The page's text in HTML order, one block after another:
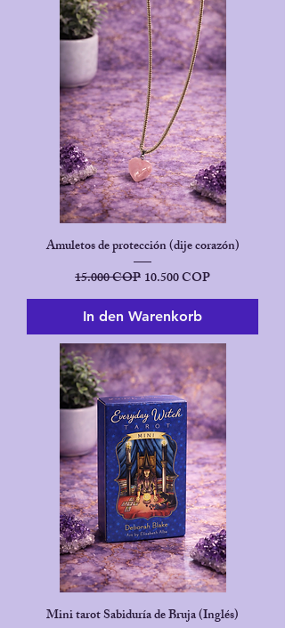
Amuletos de protección (dije corazón)
Standardpreis
15.000 COP Sale-Preis
10.500 COP
In den Warenkorb
Mini tarot Sabiduría de Bruja (Inglés)